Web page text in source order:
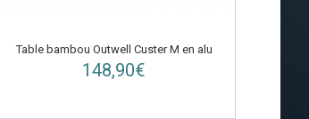
Table bambou Outwell Custer M en alu
148,90€